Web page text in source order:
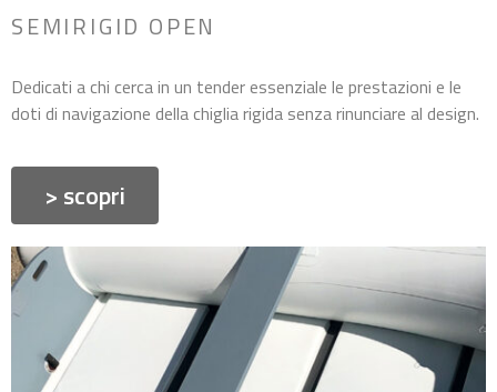
SEMIRIGID OPEN
Dedicati a chi cerca in un tender essenziale le prestazioni e le
doti di navigazione della chiglia rigida senza rinunciare al design.
> scopri